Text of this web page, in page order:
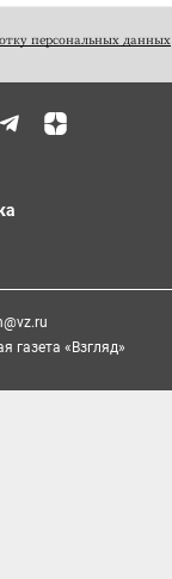
персональных данных
газета «Взгляд»